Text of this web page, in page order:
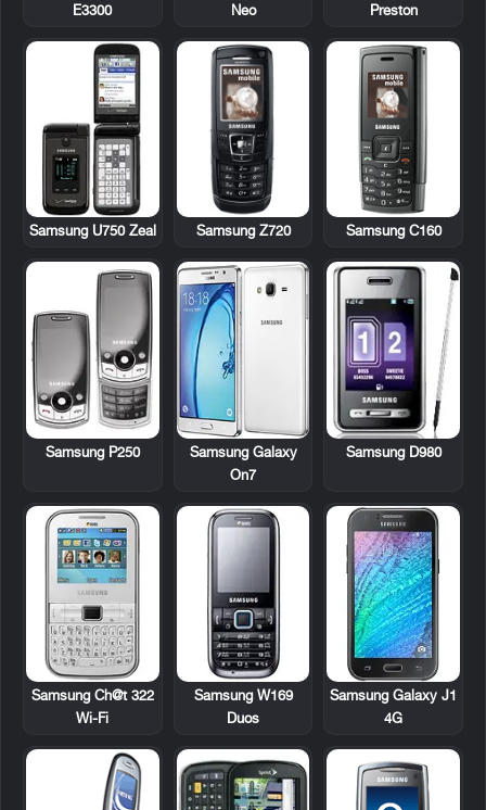
Preston
Neo
E3300
Samsung C160
Samsung Z720
Samsung U750 Zeal
Samsung D980
Samsung Galaxy
On7
Samsung P250
Samsung Galaxy J1
4G
Samsung W169
Duos
Samsung Ch@t 322
Wi-Fi